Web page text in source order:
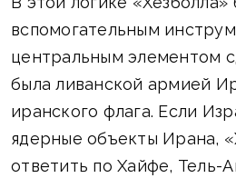
вспомогательным
центральным элементом
была ливанской армией
иранского флага. Если
ядерные объекты Ирана,
ответить по Хайфе, Тель-